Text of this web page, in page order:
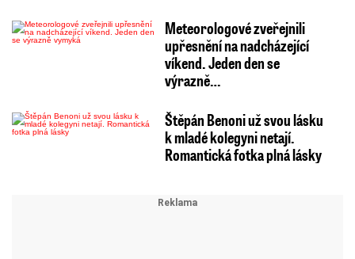
Meteorologové zveřejnili
upřesnění na nadcházející
víkend. Jeden den se
výrazně…
Štěpán Benoni už svou lásku
k mladé kolegyni netají.
Romantická fotka plná lásky